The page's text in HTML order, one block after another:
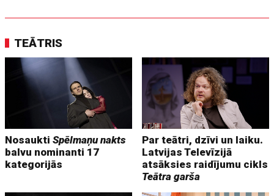
TEĀTRIS
NosauktiSpēlmaņu nakts
balvu nominanti 17
kategorijās
Par teātri, dzīvi un laiku.
Latvijas Televīzijā
atsāksies raidījumu cikls
Teātra garša